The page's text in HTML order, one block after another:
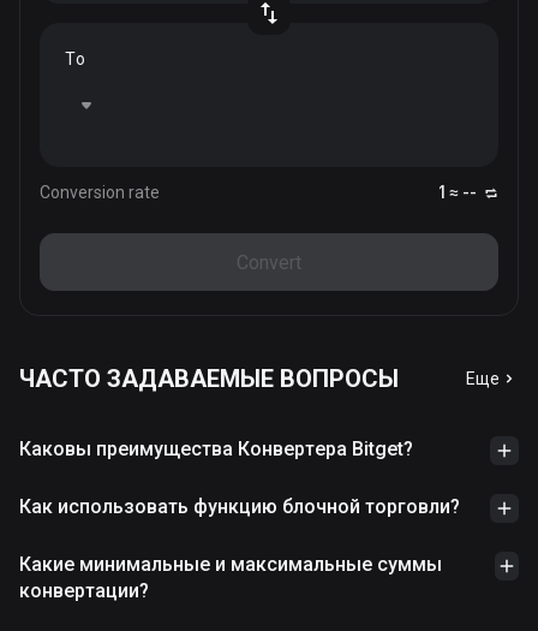
To
Conversion rate 1 ≈ --
Convert
ЧАСТО ЗАДАВАЕМЫЕ ВОПРОСЫ Еще
Каковы преимущества Конвертера Bitget?
Как использовать функцию блочной торговли?
Какие минимальные и максимальные суммы
конвертации?